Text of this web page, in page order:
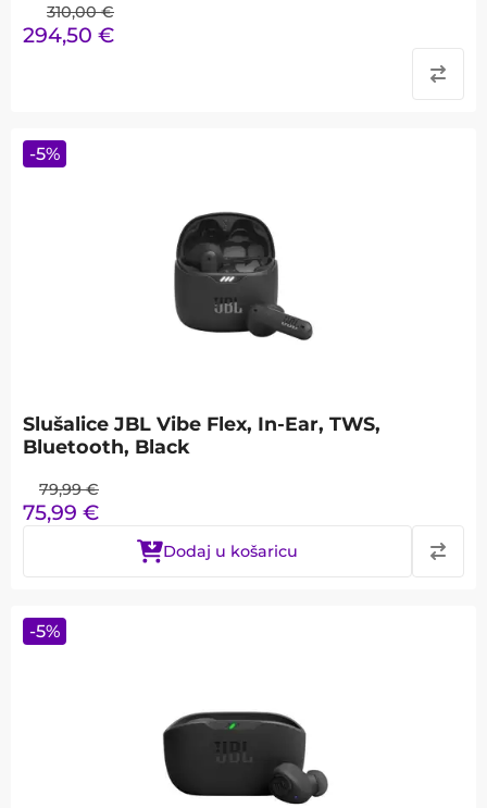
310,00 €
294,50 €
Slušalice JBL Vibe Flex, In-Ear, TWS,
Bluetooth, Black
79,99 €
75,99 €
Dodaj u košaricu
-5%
-5%